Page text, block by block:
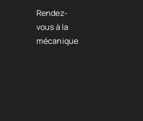
Rendez-
vous à la
mécanique